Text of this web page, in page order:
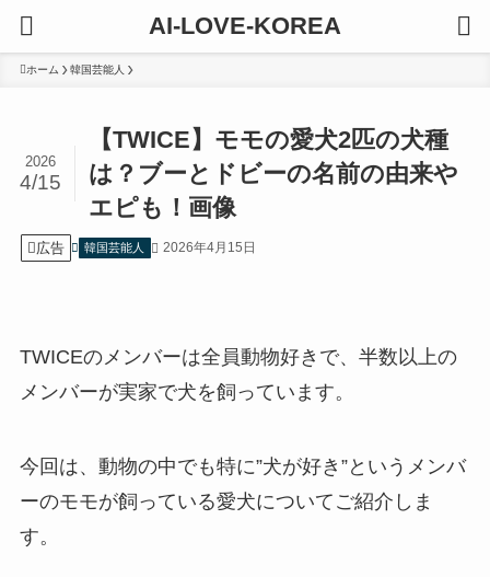
AI-LOVE-KOREA
ホーム 韓国芸能人
【TWICE】モモの愛犬2匹の犬種
は？ブーとドビーの名前の由来や
エピも！画像
2026
4/15
広告 韓国芸能人 2026年4月15日
TWICEのメンバーは全員動物好きで、半数以上の
メンバーが実家で犬を飼っています。
今回は、動物の中でも特に”犬が好き”というメンバ
ーのモモが飼っている愛犬についてご紹介しま
す。